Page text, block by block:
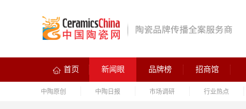
首页 新闻眼 品牌榜 招商馆
中陶原创 中陶日报 市场调研 行业热点